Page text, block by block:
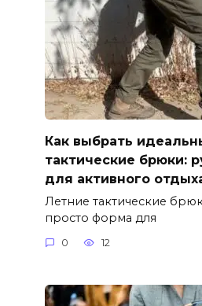
Как выбрать
тактические брюки:
для активного
Летние тактические
просто форма для
0 12